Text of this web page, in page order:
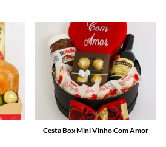
Cesta Box Mini Vinho Com Amor